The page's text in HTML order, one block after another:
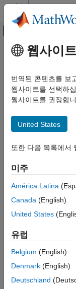
콘텐츠로 바로 가기
오프캔버
문서 홈
External Language
C with MATLAB
mxIsInt8 (C)
Description
See Also
주요 콘텐츠
mxIsInt8
Determine
integers
C Syntax
#include
bool
UsemxIsInt8to
In C, calling
Version
웹사이
번역된 콘텐츠를 보
웹사이트를 선택하
웹사이트를 권장합
United States
또한 다음 목록에서
미주
América Latina
Canada (English)
United States
유럽
Belgium (English)
Denmark (English)
Deutschland